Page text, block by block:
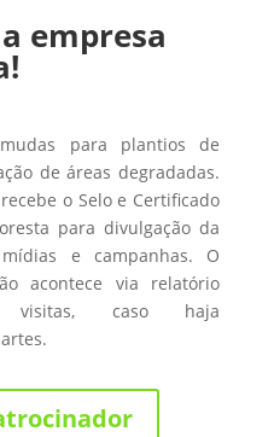
empresa
para plantios de
de áreas degradadas.
o Selo e Certificado
para divulgação da
e campanhas. O
acontece via relatório
visitas, caso haja